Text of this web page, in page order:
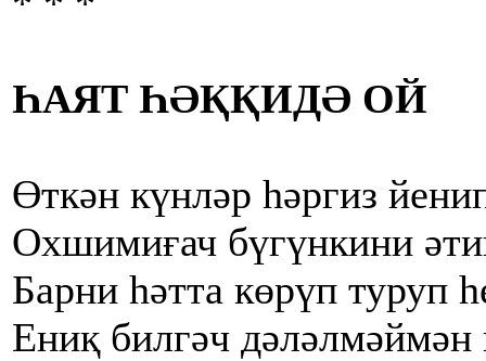
ҺАЯТ ҺӘҚҚИДӘ ОЙ
Өткән күнләр һәргиз
Охшимиғач бүгүнкини
Барни һәтта көрүп туруп
Ениқ билгәч дәләлмәймән